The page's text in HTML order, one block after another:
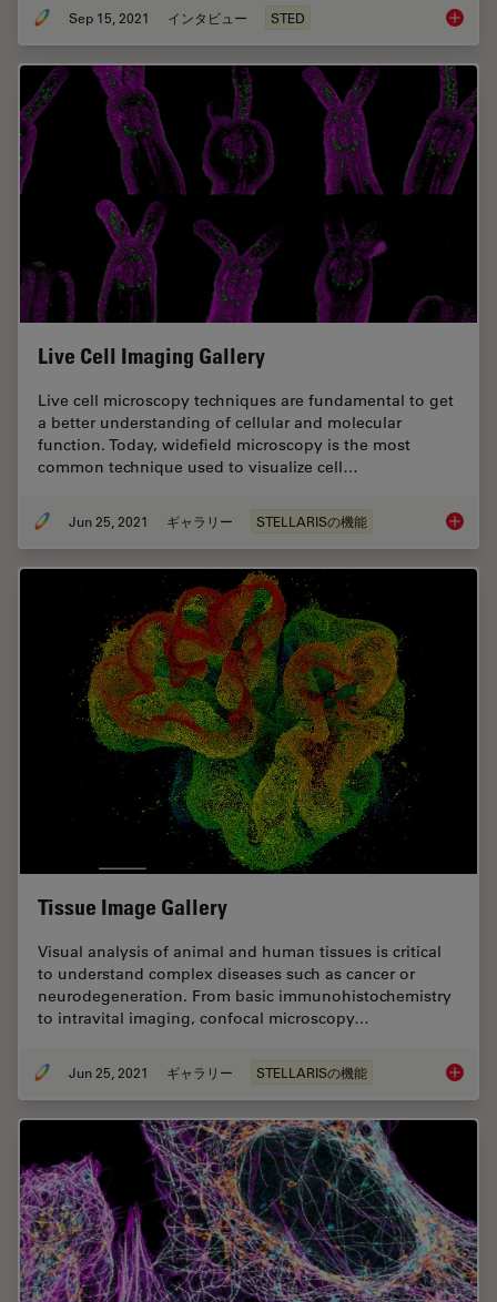
Sep 15, 2021 インタビュー STED
Live Cell Imaging Gallery
Live cell microscopy techniques are fundamental to get
a better understanding of cellular and molecular
function. Today, widefield microscopy is the most
common technique used to visualize cell…
Jun 25, 2021 ギャラリー STELLARISの機能 Live
Tissue Image Gallery
Visual analysis of animal and human tissues is critical
to understand complex diseases such as cancer or
neurodegeneration. From basic immunohistochemistry
to intravital imaging, confocal microscopy…
Jun 25, 2021 ギャラリー STELLARISの機能 Tissue